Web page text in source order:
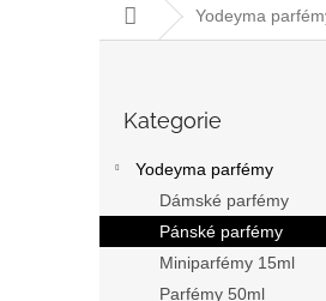
Domů Yodeyma
n
kategorie
Kategorie
Yodeyma parfémy
Dámské parfémy
Pánské parfémy
Miniparfémy 15ml
Parfémy 50ml